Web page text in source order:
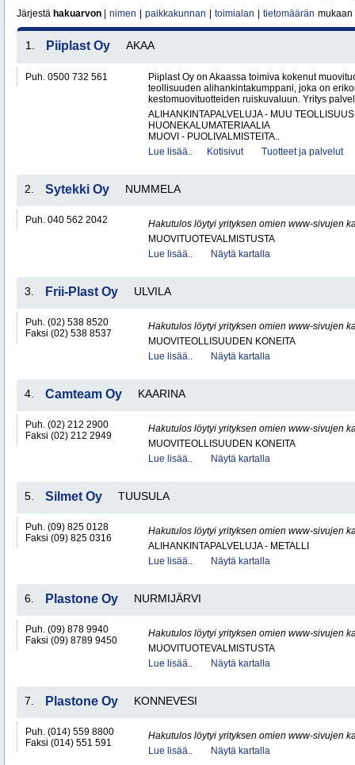
Järjestä hakuarvon nimen paikkakunnan toimialan tietomäärän mukaan
1. Piiplast Oy AKAA
Puh. 0500 732 561
Piiplast Oy on Akaassa toimiva kokenut
teollisuuden alihankintakumppani, joka on
kestomuovituotteiden ruiskuvaluun. Yritys
ALIHANKINTAPALVELUJA - MUU TEOLLISUUS
HUONEKALUMATERIAALIA
MUOVI - PUOLIVALMISTEITA..
Lue lisää..
Kotisivut Tuotteet ja palvelut
2. Sytekki Oy NUMMELA
Puh. 040 562 2042
Hakutulos löytyi yrityksen omien www-sivujen
MUOVITUOTEVALMISTUSTA
Lue lisää..
Näytä kartalla
3. Frii-Plast Oy ULVILA
Puh. (02) 538 8520
Faksi (02) 538 8537
Hakutulos löytyi yrityksen omien www-sivujen
MUOVITEOLLISUUDEN KONEITA
Lue lisää..
Näytä kartalla
4. Camteam Oy KAARINA
Puh. (02) 212 2900
Faksi (02) 212 2949
Hakutulos löytyi yrityksen omien www-sivujen
MUOVITEOLLISUUDEN KONEITA
Lue lisää..
Näytä kartalla
5. Silmet Oy TUUSULA
Puh. (09) 825 0128
Faksi (09) 825 0316
Hakutulos löytyi yrityksen omien www-sivujen
ALIHANKINTAPALVELUJA - METALLI
Lue lisää..
Näytä kartalla
6. Plastone Oy NURMIJÄRVI
Puh. (09) 878 9940
Faksi (09) 8789 9450
Hakutulos löytyi yrityksen omien www-sivujen
MUOVITUOTEVALMISTUSTA
Lue lisää..
Näytä kartalla
7. Plastone Oy KONNEVESI
Puh. (014) 559 8800
Faksi (014) 551 591
Hakutulos löytyi yrityksen omien www-sivujen
Lue lisää..
Näytä kartalla